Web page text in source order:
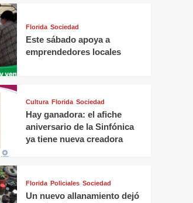
Florida Sociedad
Este sábado apoya a
emprendedores locales
Cultura Florida Sociedad
Hay ganadora: el afiche
aniversario de la Sinfónica
ya tiene nueva creadora
Florida Policiales Sociedad
Un nuevo allanamiento dejó